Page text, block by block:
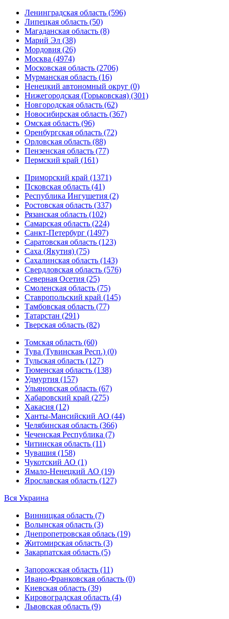
Ленинградская область (596)
Липецкая область (50)
Магаданская область (8)
Марий Эл (38)
Мордовия (26)
Москва (4974)
Московская область (2706)
Мурманская область (16)
Ненецкий автономный округ (0)
Нижегородская (Горьковская) (301)
Новгородская область (62)
Новосибирская область (367)
Омская область (96)
Оренбургская область (72)
Орловская область (88)
Пензенская область (77)
Пермский край (161)
Приморский край (1371)
Псковская область (41)
Республика Ингушетия (2)
Ростовская область (337)
Рязанская область (102)
Самарская область (224)
Санкт-Петербург (1497)
Саратовская область (123)
Саха (Якутия) (75)
Сахалинская область (143)
Свердловская область (576)
Северная Осетия (25)
Смоленская область (75)
Ставропольский край (145)
Тамбовская область (77)
Татарстан (291)
Тверская область (82)
Томская область (60)
Тува (Тувинская Респ.) (0)
Тульская область (127)
Тюменская область (138)
Удмуртия (157)
Ульяновская область (67)
Хабаровский край (275)
Хакасия (12)
Ханты-Мансийский АО (44)
Челябинская область (366)
Чеченская Республика (7)
Читинская область (11)
Чувашия (158)
Чукотский АО (1)
Ямало-Ненецкий АО (19)
Ярославская область (127)
Вся Украина
Винницкая область (7)
Волынская область (3)
Днепропетровская облась (19)
Житомирская область (3)
Закарпатская область (5)
Запорожская область (11)
Ивано-Франковская область (0)
Киевская область (39)
Кировоградская область (4)
Львовская область (9)